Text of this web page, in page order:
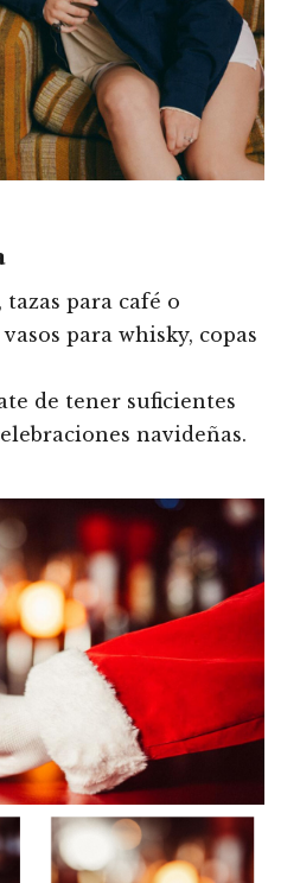
tazas para café o
para whisky, copas
de tener suficientes
navideñas.